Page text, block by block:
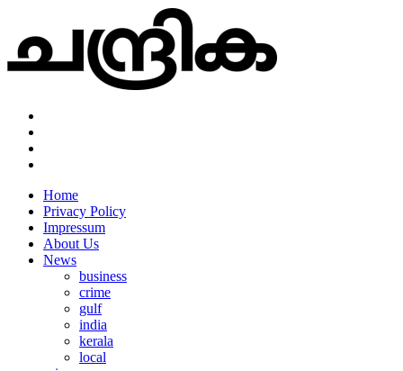
Home
Privacy Policy
Impressum
About Us
News
business
crime
gulf
india
kerala
local